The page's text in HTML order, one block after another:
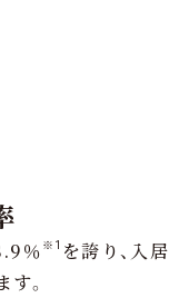
％ ※1 を誇り、入居
。